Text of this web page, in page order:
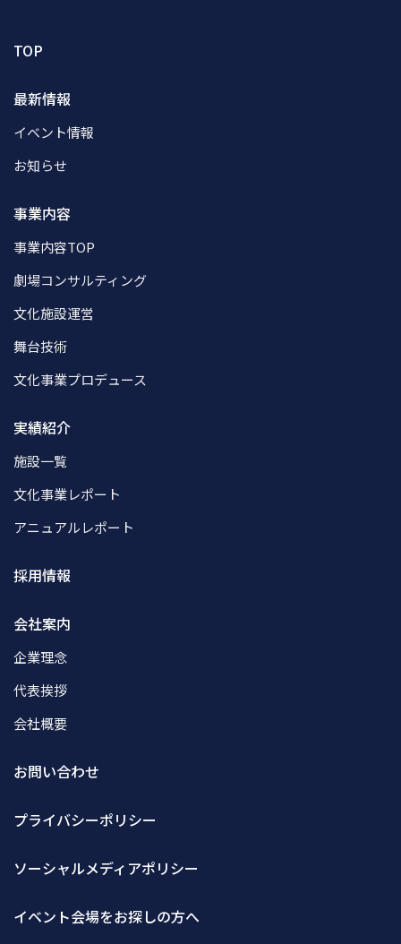
TOP
最新情報
イベント情報
お知らせ
事業内容
事業内容TOP
劇場コンサルティング
文化施設運営
舞台技術
文化事業プロデュース
実績紹介
施設一覧
文化事業レポート
アニュアルレポート
採用情報
会社案内
企業理念
代表挨拶
会社概要
お問い合わせ
プライバシーポリシー
ソーシャルメディアポリシー
イベント会場をお探しの方へ